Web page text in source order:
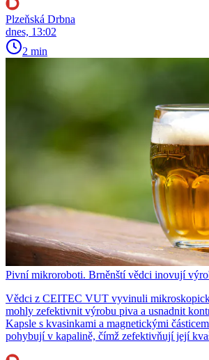
Plzeňská Drbna
dnes, 13:02
2 min
Pivní mikroroboti. Brněnští vědci inovují
Vědci z CEITEC VUT vyvinuli
mohly zefektivnit výrobu piva a usnadnit
Kapsle s kvasinkami a magnetickými
pohybují v kapalině, čímž zefektivňují její